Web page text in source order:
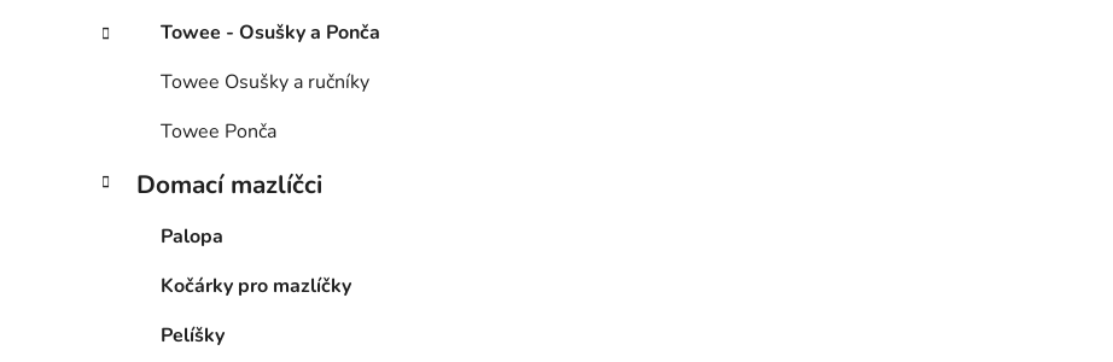
Towee - Osušky a Ponča
Towee Osušky a ručníky
Towee Ponča
Domací mazlíčci
Palopa
Kočárky pro mazlíčky
Pelíšky